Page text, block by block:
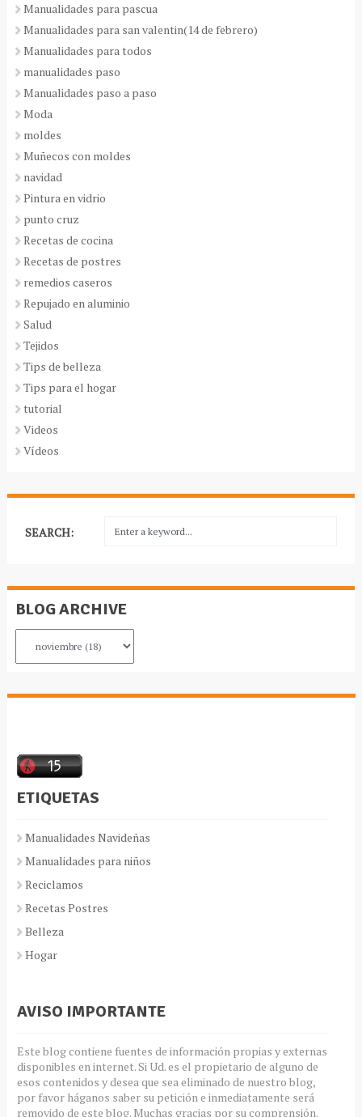
Manualidades para pascua
Manualidades para san valentin(14 de febrero)
Manualidades para todos
manualidades paso
Manualidades paso a paso
Moda
moldes
Muñecos con moldes
navidad
Pintura en vidrio
punto cruz
Recetas de cocina
Recetas de postres
remedios caseros
Repujado en aluminio
Salud
Tejidos
Tips de belleza
Tips para el hogar
tutorial
Videos
Vídeos
SEARCH:
BLOG ARCHIVE
ETIQUETAS
Manualidades Navideñas
Manualidades para niños
Reciclamos
Recetas Postres
Belleza
Hogar
AVISO IMPORTANTE
Este blog contiene fuentes de información propias y externas
disponibles en internet. Si Ud. es el propietario de alguno de
esos contenidos y desea que sea eliminado de nuestro blog,
por favor háganos saber su petición e inmediatamente será
removido de este blog. Muchas gracias por su comprensión.